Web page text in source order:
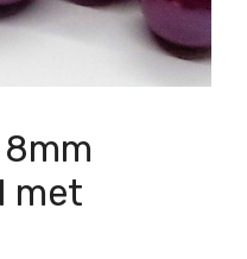
met